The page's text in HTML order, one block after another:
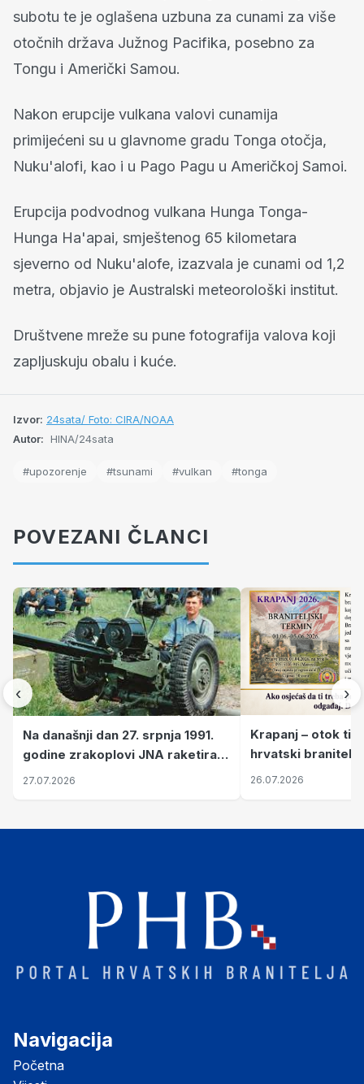
subotu te je oglašena uzbuna za cunami za više
otočnih država Južnog Pacifika, posebno za
Tongu i Američki Samou.
Nakon erupcije vulkana valovi cunamija
primijećeni su u glavnome gradu Tonga otočja,
Nuku'alofi, kao i u Pago Pagu u Američkoj Samoi.
Erupcija podvodnog vulkana Hunga Tonga-
Hunga Ha'apai, smještenog 65 kilometara
sjeverno od Nuku'alofe, izazvala je cunami od 1,2
metra, objavio je Australski meteorološki institut.
Društvene mreže su pune fotografija valova koji
zapljuskuju obalu i kuće.
Izvor: 24sata/ Foto: CIRA/NOAA
Autor: HINA/24sata
#upozorenje #tsunami #vulkan #tonga
POVEZANI ČLANCI
‹
Na današnji dan 27. srpnja 1991.
godine zrakoplovi JNA raketirali
su vojarnu i obučni centar "Nikola
27.07.2026
Krapanj – otok
hrvatski branitelji
pronalaze mir
26.07.2026
›
Navigacija
Početna